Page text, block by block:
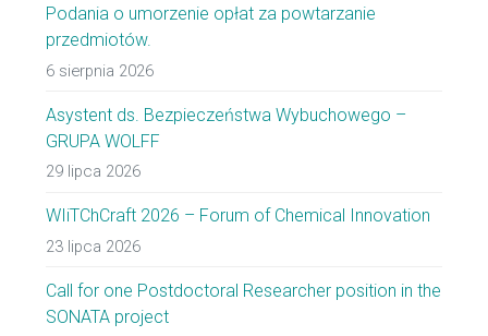
Podania o umorzenie opłat za powtarzanie
przedmiotów.
6 sierpnia 2026
Asystent ds. Bezpieczeństwa Wybuchowego –
GRUPA WOLFF
29 lipca 2026
WIiTChCraft 2026 – Forum of Chemical Innovation
23 lipca 2026
Call for one Postdoctoral Researcher position in the
SONATA project